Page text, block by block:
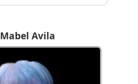
Mabel Avila